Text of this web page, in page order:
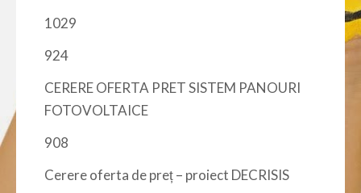
1029
924
CERERE OFERTA PRET SISTEM PANOURI
FOTOVOLTAICE
908
Cerere oferta de preț – proiect DECRISIS